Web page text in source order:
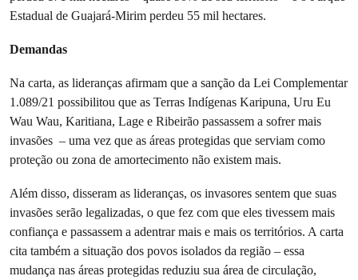
Estadual de Guajará-Mirim perdeu 55 mil hectares.
Demandas
Na carta, as lideranças afirmam que a sanção da Lei Complementar
1.089/21 possibilitou que as Terras Indígenas Karipuna, Uru Eu
Wau Wau, Karitiana, Lage e Ribeirão passassem a sofrer mais
invasões – uma vez que as áreas protegidas que serviam como
proteção ou zona de amortecimento não existem mais.
Além disso, disseram as lideranças, os invasores sentem que suas
invasões serão legalizadas, o que fez com que eles tivessem mais
confiança e passassem a adentrar mais e mais os territórios. A carta
cita também a situação dos povos isolados da região – essa
mudança nas áreas protegidas reduziu sua área de circulação,